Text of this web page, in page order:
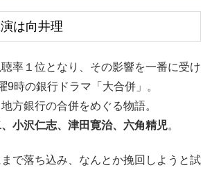
は向井理
聴率１位となり、その影響を一番に受け
9時の銀行ドラマ「大合併」。
地方銀行の合併をめぐる物語。
小沢仁志、津田寛治、六角精児。
で落ち込み、なんとか挽回しようと試